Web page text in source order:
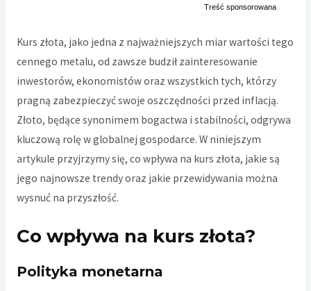
Kurs złota, jako jedna z najważniejszych miar wartości tego
cennego metalu, od zawsze budził zainteresowanie
inwestorów, ekonomistów oraz wszystkich tych, którzy
pragną zabezpieczyć swoje oszczędności przed inflacją.
Złoto, będące synonimem bogactwa i stabilności, odgrywa
kluczową rolę w globalnej gospodarce. W niniejszym
artykule przyjrzymy się, co wpływa na kurs złota, jakie są
jego najnowsze trendy oraz jakie przewidywania można
wysnuć na przyszłość.
Co wpływa na kurs złota?
Polityka monetarna